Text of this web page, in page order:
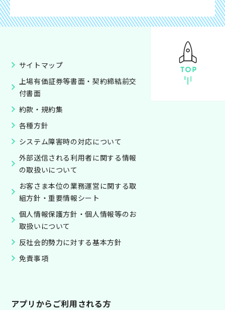
サイトマップ
上場有価証券等書面・契約締結前交
付書面
約款・規約集
各種方針
システム障害時の対応について
外部送信される利用者に関する情報
の取扱いについて
お客さま本位の業務運営に関する取
組方針・重要情報シート
個人情報保護方針・個人情報等のお
取扱いについて
反社会的勢力に対する基本方針
免責事項
アプリからご利用される方